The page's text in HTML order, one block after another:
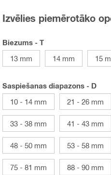
Izvēlies piemērotāko
Biezums - T
13 mm
14 mm 15
Saspiešanas diapazons - D
10 - 14 mm
21 - 26 mm
33 - 38 mm 41 - 43 mm
48 - 50 mm 53 - 58 mm
75 - 81 mm 88 - 90 mm